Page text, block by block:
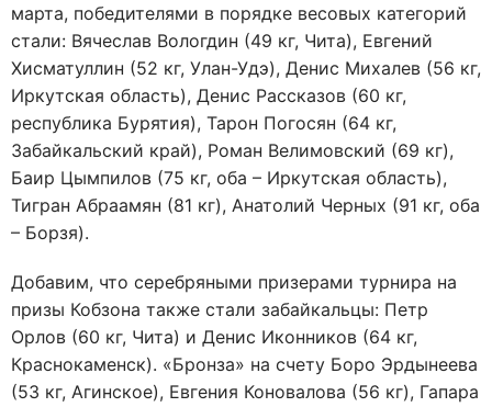
марта, победителями в порядке весовых категорий
стали: Вячеслав Вологдин (49 кг, Чита), Евгений
Хисматуллин (52 кг, Улан-Удэ), Денис Михалев (56 кг,
Иркутская область), Денис Рассказов (60 кг,
республика Бурятия), Тарон Погосян (64 кг,
Забайкальский край), Роман Велимовский (69 кг),
Баир Цымпилов (75 кг, оба – Иркутская область),
Тигран Абраамян (81 кг), Анатолий Черных (91 кг, оба
– Борзя).
Добавим, что серебряными призерами турнира на
призы Кобзона также стали забайкальцы: Петр
Орлов (60 кг, Чита) и Денис Иконников (64 кг,
Краснокаменск). «Бронза» на счету Боро Эрдынеева
(53 кг, Агинское), Евгения Коновалова (56 кг), Гапара